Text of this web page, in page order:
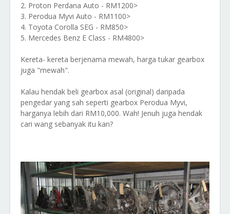
2. Proton Perdana Auto - RM1200>
3. Perodua Myvi Auto - RM1100>
4. Toyota Corolla SEG - RM850>
5. Mercedes Benz E Class - RM4800>
Kereta- kereta berjenama mewah, harga tukar gearbox
juga "mewah".
Kalau hendak beli gearbox asal (original) daripada
pengedar yang sah seperti gearbox Perodua Myvi,
harganya lebih dari RM10,000. Wah! Jenuh juga hendak
cari wang sebanyak itu kan?